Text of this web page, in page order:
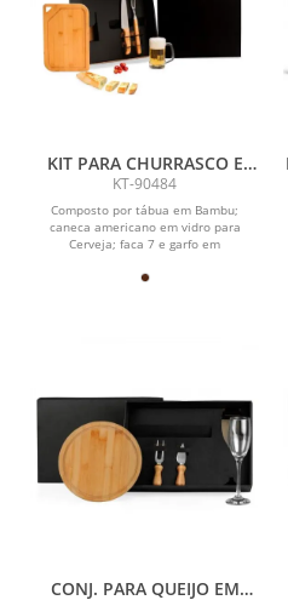
KIT PARA CHURRASCO E
CERVEJA - 4 PÇS
KT-90484
Composto por tábua em Bambu;
caneca americano em vidro para
Cerveja; faca 7 e garfo em
CONJ. PARA QUEIJO EM